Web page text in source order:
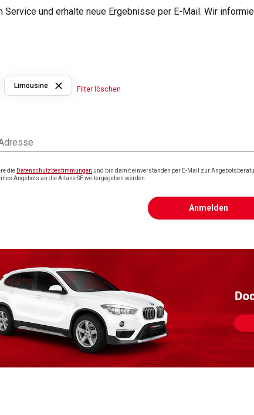
Service und erhalte neue Ergebnisse per E-Mail. Wir
Limousine Filter löschen
die Datenschutzbestimmungen und bin damit einverstanden per E-Mail zur
Angebots an die Allane SE weitergegeben werden.
Anmelden